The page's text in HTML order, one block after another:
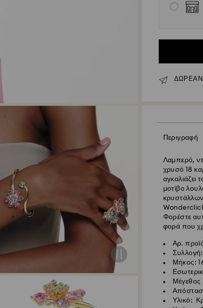
ΔΩΡΕΑΝ
Περιγραφή
Λαμπερό,
χρυσό 18
αγκαλιάζει
μοτίβο
Wonderclick
Φορέστε
φορά που
Αρ.
Μήκος:
Υλικό:
Οι
ηπειρωτική
τα νησιά)
Κόστος
Δωρεάν
Εξπρές
Οι
14:30 CET
ημέρα.
Χρόνος
και την
Κόστος